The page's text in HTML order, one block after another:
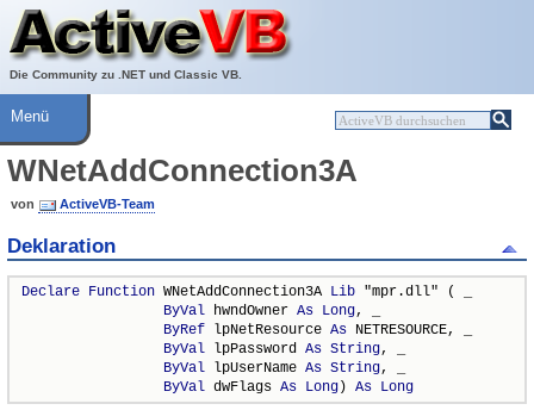
Die Community zu .NET und Classic VB.
Über ActiveVB
Hilfe
Menü
WNetAddConnection3A
von ActiveVB-Team
Deklaration
Declare Function WNetAddConnection3A Lib "mpr.dll" ( _
ByVal hwndOwner As Long, _
ByRef lpNetResource As NETRESOURCE, _
ByVal lpPassword As String, _
ByVal lpUserName As String, _
ByVal dwFlags As Long) As Long